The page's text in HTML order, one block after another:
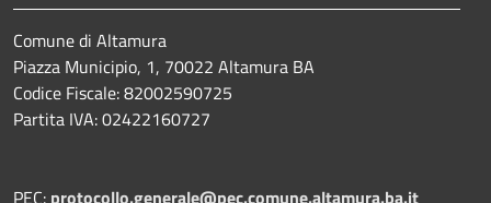
Comune di Altamura
Piazza Municipio, 1, 70022 Altamura BA
Codice Fiscale: 82002590725
Partita IVA: 02422160727
PEC: protocollo.generale@pec.comune.altamura.ba.it